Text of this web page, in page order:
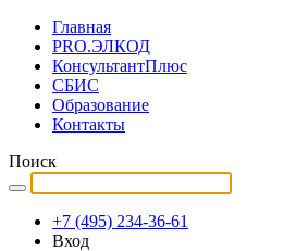
Главная
PRO.ЭЛКОД
КонсультантПлюс
СБИС
Образование
Контакты
Поиск
+7 (495) 234-36-61
Вход